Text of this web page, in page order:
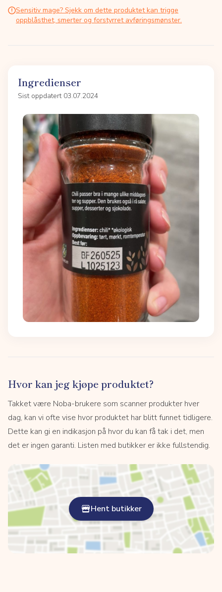
Sensitiv mage? Sjekk om dette produktet kan trigge
oppblåsthet, smerter og forstyrret avføringsmønster.
Ingredienser
Sist oppdatert 03.07.2024
Hvor kan jeg kjøpe produktet?
Takket være Noba-brukere som scanner produkter hver
dag, kan vi ofte vise hvor produktet har blitt funnet tidligere.
Dette kan gi en indikasjon på hvor du kan få tak i det, men
det er ingen garanti. Listen med butikker er ikke fullstendig.
Hent butikker